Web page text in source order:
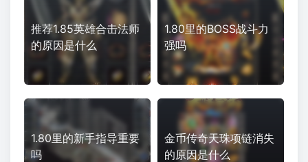
推荐1.85英雄合击法师
的原因是什么
1.80里的BOSS战斗力
强吗
1.80里的新手指导重要
吗
金币传奇天珠项链消失
的原因是什么